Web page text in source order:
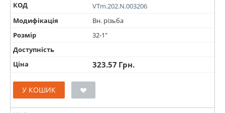
КОД
VTm.202.N.003206
Модифікація
Вн. різьба
Розмір
32-1"
Доступність
Ціна
323.57 Грн.
У КОШИК